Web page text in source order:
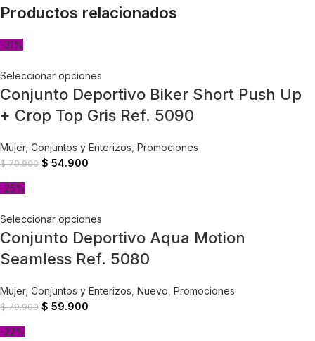
Productos relacionados
-31%
Seleccionar opciones
Conjunto Deportivo Biker Short Push Up
+ Crop Top Gris Ref. 5090
Mujer, Conjuntos y Enterizos Promociones
$79.900 $ 54.900
-25%
Seleccionar opciones
Conjunto Deportivo Aqua Motion
Seamless Ref. 5080
Mujer, Conjuntos y Enterizos Nuevo Promociones
$79.900 $ 59.900
-22%